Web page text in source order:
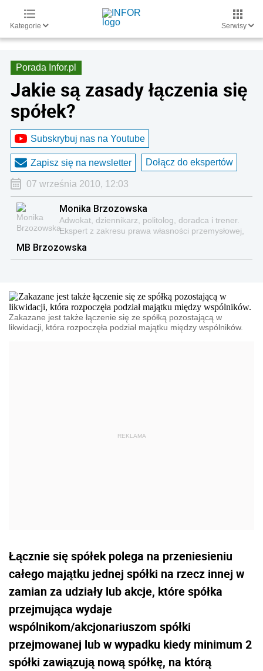
Kategorie Serwisy
Porada Infor.pl
Jakie są zasady łączenia się
spółek?
Subskrybuj nas na Youtube
Zapisz się na newsletter Dołącz do ekspertów
07 września 2010, 12:03
Monika Brzozowska
Adwokat, dziennikarz, politolog, doradca i trener.
Ekspert z zakresu prawa własności przemysłowej,
prawa prasowego, prawa mediów, prawa
autorskiego.
MB Brzozowska
Zakazane jest także łączenie się ze spółką pozostającą w
likwidacji, która rozpoczęła podział majątku między wspólników.
Łącznie się spółek polega na przeniesieniu
całego majątku jednej spółki na rzecz innej w
zamian za udziały lub akcje, które spółka
przejmująca wydaje
wspólnikom/akcjonariuszom spółki
przejmowanej lub w wypadku kiedy minimum 2
spółki zawiązują nową spółkę, na którą